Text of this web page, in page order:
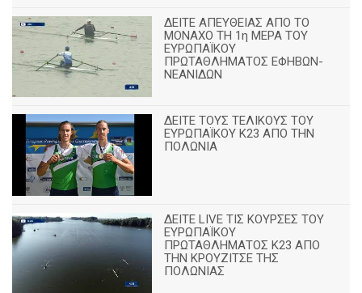
ΔΕΙΤΕ ΑΠΕΥΘΕΙΑΣ ΑΠΟ ΤΟ
ΜΟΝΑΧΟ ΤΗ 1η ΜΕΡΑ ΤΟΥ
ΕΥΡΩΠΑΪΚΟΥ
ΠΡΩΤΑΘΛΗΜΑΤΟΣ ΕΦΗΒΩΝ-
ΝΕΑΝΙΔΩΝ
ΔΕΙΤΕ ΤΟΥΣ ΤΕΛΙΚΟΥΣ ΤΟΥ
ΕΥΡΩΠΑΪΚΟΥ Κ23 ΑΠΟ ΤΗΝ
ΠΟΛΩΝΙΑ
ΔΕΙΤΕ LIVE ΤΙΣ ΚΟΥΡΣΕΣ ΤΟΥ
ΕΥΡΩΠΑΪΚΟΥ
ΠΡΩΤΑΘΛΗΜΑΤΟΣ Κ23 ΑΠΟ
ΤΗΝ ΚΡΟΥΖΙΤΣΕ ΤΗΣ
ΠΟΛΩΝΙΑΣ